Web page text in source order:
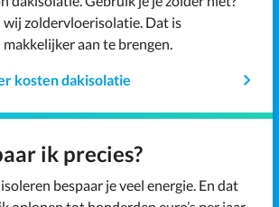
wij zoldervloerisolatie. Dat is
aan te brengen.
kosten dakisolatie
ik precies?
bespaar je veel energie. En dat